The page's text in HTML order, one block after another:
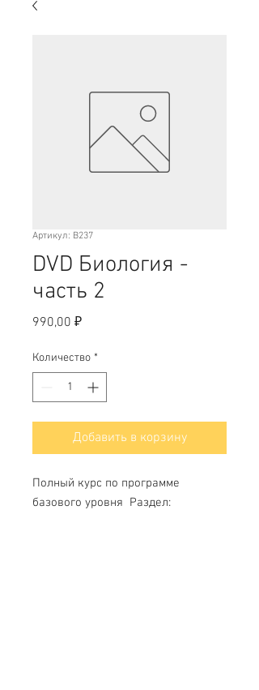
Артикул: В237
DVD Биология -
часть 2
990,00 ₽Цена
Количество *
Добавить в корзину
Полный курс по программе
базового уровня Раздел: